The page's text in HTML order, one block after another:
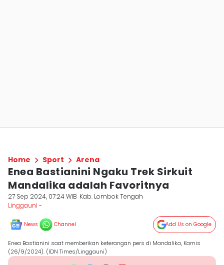
Home Sport Arena
Enea Bastianini Ngaku Trek Sirkuit
Mandalika adalah Favoritnya
27 Sep 2024, 07:24 WIB Kab. Lombok Tengah
Linggauni -
News Channel Add Us on Google
Enea Bastianini saat memberikan keterangan pers di Mandalika, Kamis
(26/9/2024). (IDN Times/Linggauni)